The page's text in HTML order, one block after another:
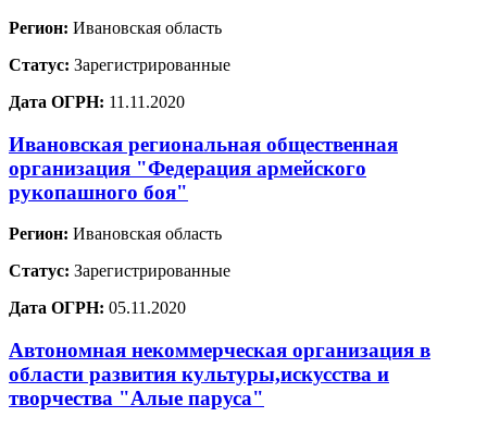
Регион: Ивановская область
Статус: Зарегистрированные
Дата ОГРН: 11.11.2020
Ивановская региональная общественная
организация "Федерация армейского
рукопашного боя"
Регион: Ивановская область
Статус: Зарегистрированные
Дата ОГРН: 05.11.2020
Автономная некоммерческая организация в
области развития культуры,искусства и
творчества "Алые паруса"